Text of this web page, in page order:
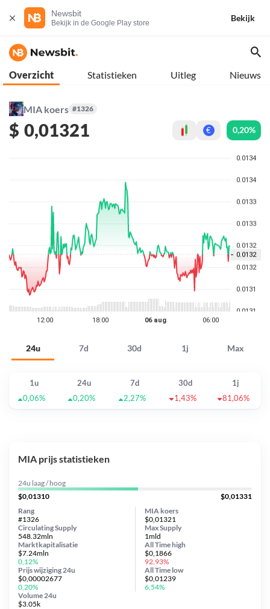
Newsbit
Bekijk in de Google Play store
Bekijk
Overzicht Statistieken Uitleg Nieuws
MIA koers #1326
$ 0,01321 € 0,20%
24u 7d 30d 1j Max
1u 24u 7d 30d
1j
0,06%
0,20% 2,27% 1,43% 81,06%
MIA prijs statistieken
24u laag / hoog
$0,01310
$0,01331
MIA koers
$0,01321
Circulating Supply
548.32mln
Prijs wijziging 24u
$0,00002677
0,20%
Max Supply
1mld
Marktkapitalisatie
$7.24mln
0,12%
Volume 24u
$3.05k
Rang
#1326
All Timehigh
$0,1866
92,93%
All Time low
$0,01239
6,54%